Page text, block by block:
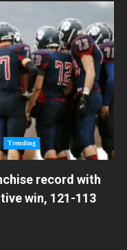
Trending
record with
win, 121-113